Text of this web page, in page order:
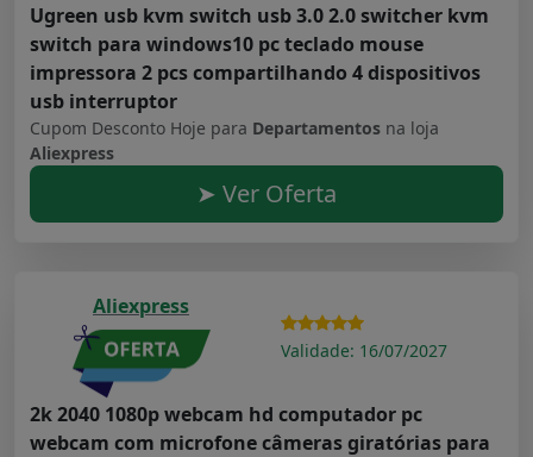
Ugreen usb kvm switch usb 3.0 2.0 switcher kvm
switch para windows10 pc teclado mouse
impressora 2 pcs compartilhando 4 dispositivos
usb interruptor
Cupom Desconto Hoje para Departamentos na loja
Aliexpress
➤ Ver Oferta
Aliexpress
Validade: 16/07/2027
2k 2040 1080p webcam hd computador pc
webcam com microfone câmeras giratórias para